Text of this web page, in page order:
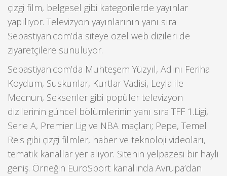
çizgi film, belgesel gibi kategorilerde yayınlar
yapılıyor. Televizyon yayınlarının yanı sıra
Sebastiyan.com’da siteye özel web dizileri de
ziyaretçilere sunuluyor.
Sebastiyan.com’da Muhteşem Yüzyıl, Adını Feriha
Koydum, Suskunlar, Kurtlar Vadisi, Leyla ile
Mecnun, Seksenler gibi popüler televizyon
dizilerinin güncel bölümlerinin yanı sıra TFF 1.Ligi,
Serie A, Premier Lig ve NBA maçları; Pepe, Temel
Reis gibi çizgi filmler, haber ve teknoloji videoları,
tematik kanallar yer alıyor. Sitenin yelpazesi bir hayli
geniş. Örneğin EuroSport kanalında Avrupa’dan